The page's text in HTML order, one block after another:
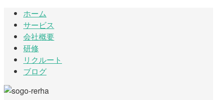
ホーム
サービス
会社概要
研修
リクルート
ブログ